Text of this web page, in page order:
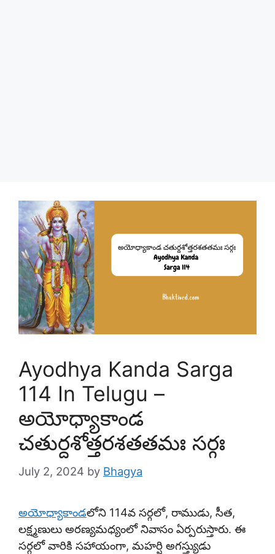
Ayodhya Kanda Sarga
114 In Telugu –
అయోధ్యాకాండ
చతుర్దశోత్తరశతతమః సర్గః
July 2, 2024 by Bhagya
అయోధ్యాకాండలోని 114వ సర్గలో, రాముడు, సీత,
లక్ష్మణులు అరణ్యమధ్యంలో నివాసం ఏర్పరుస్తారు. ఈ
సర్గలో వారికి సహాయంగా, మహర్షి అగస్త్యుడు